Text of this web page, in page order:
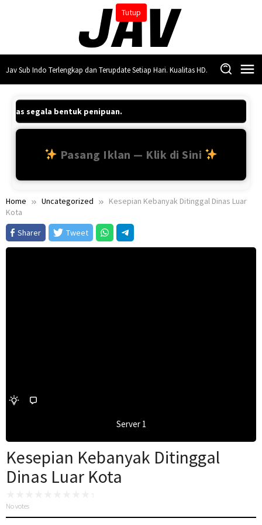
Tutup
Jav Sub Indo Terlengkap dan Terupdate Setiap Hari. Kualitas HD.
segala bentuk penipuan.
Pasang Iklan — Klik di Sini
Home Uncategorized
Kesepian Kebanyak Ditinggal Dinas Luar
Kota
Sharer
Tweet
Server 1
Kesepian Kebanyak Ditinggal
Dinas Luar Kota
No votes